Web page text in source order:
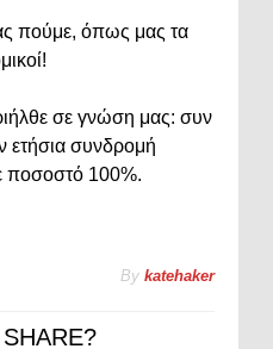
πούμε, όπως μας τα
σε γνώση μας: συν
ετήσια συνδρομή
ποσοστό 100%.
By katehaker